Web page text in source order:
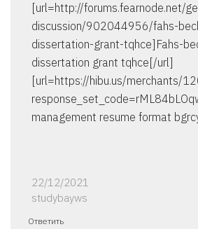
[url=http://forums.fearnode.net/
discussion/902044956/fahs-
dissertation-grant-tqhce]Fahs-
dissertation grant tqhce[/url]
[url=https://hibu.us/merchants/
management resume format
22/12/2021
studybayws
Ответить